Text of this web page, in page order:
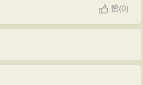
成之评为“如絮浮水，如荷湿露，萦
赞(0)